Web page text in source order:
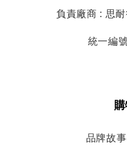
負責廠商 : 思
統一編
品牌故事